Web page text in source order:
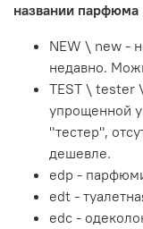
названии парфюма
NEW \ new -
недавно.
TEST \ tester
упрощенной
"тестер",
дешевле.
edp -
edt -
edc -